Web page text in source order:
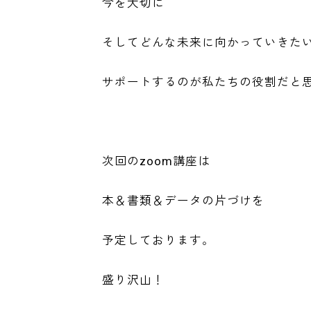
今を大切に
そしてどんな未来に向かっていきた
サポートするのが私たちの役割だと
次回のzoom講座は
本＆書類＆データの片づけを
予定しております。
盛り沢山！